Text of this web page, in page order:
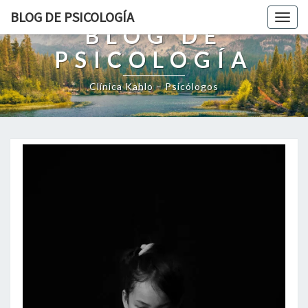
BLOG DE PSICOLOGÍA
BLOG DE
PSICOLOGÍA
Clínica Kahlo – Psicólogos